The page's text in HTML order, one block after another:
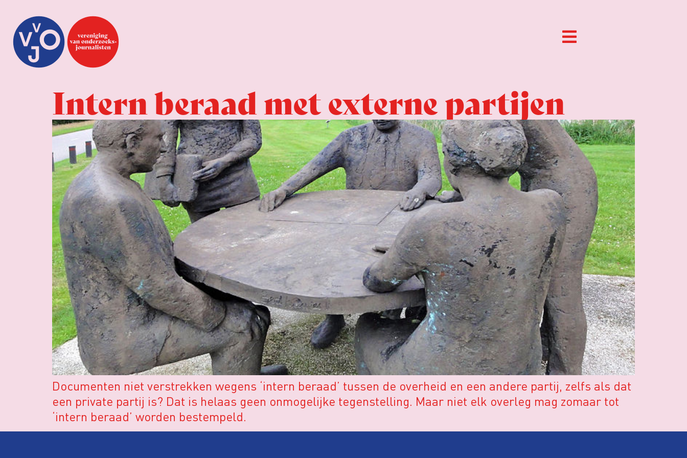
Intern beraad met externe partijen
Documenten niet verstrekken wegens ‘intern beraad’ tussen de overheid en een andere partij, zelfs als dat
een private partij is? Dat is helaas geen onmogelijke tegenstelling. Maar niet elk overleg mag zomaar tot
‘intern beraad’ worden bestempeld.